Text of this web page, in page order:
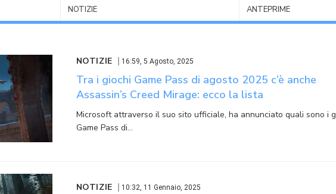
NOTIZIE ANTEPRIME
NOTIZIE 16:59, 5 Agosto, 2025
Tra i giochi Game Pass di agosto 2025 c’è anche
Assassin’s Creed Mirage: ecco la lista
Microsoft attraverso il suo sito ufficiale, ha annunciato quali sono i
Game Pass di…
NOTIZIE 10:32, 11 Gennaio, 2025